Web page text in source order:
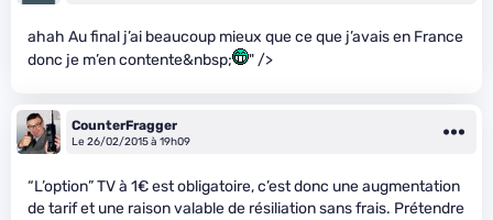
ahah Au final j’ai beaucoup mieux que ce que j’avais en France
donc je m’en contente&nbsp;
" />
CounterFragger
Le 26/02/2015 à 19h09
“L’option” TV à 1€ est obligatoire, c’est donc une augmentation
de tarif et une raison valable de résiliation sans frais. Prétendre